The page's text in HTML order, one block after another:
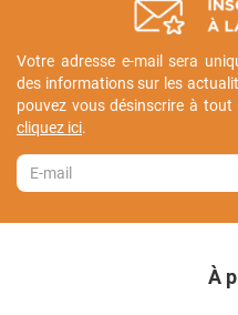
Votre adresse e-mail sera
des informations sur les
pouvez vous désinscrire à
cliquez ici.
À